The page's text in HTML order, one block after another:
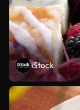
iStock